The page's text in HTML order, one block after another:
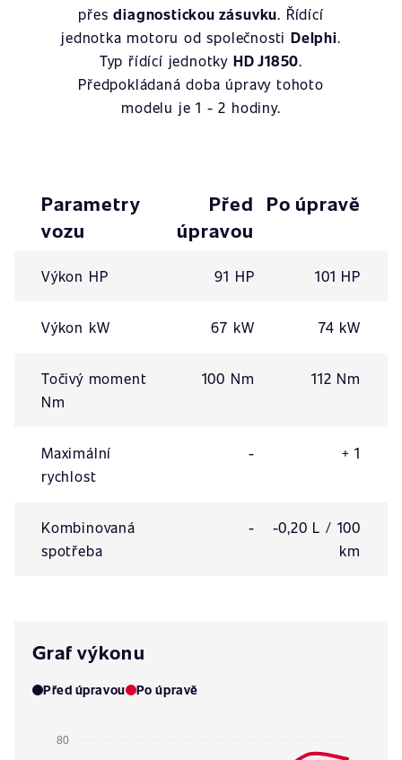
přesdiagnostickou zásuvku. Řídící
jednotka motoru od společnostiDelphi.
Typ řídící jednotky HD J1850.
Předpokládaná doba úpravy tohoto
modelu je 1 - 2 hodiny.
Parametry
vozu
Před
úpravou
Po úpravě
Výkon HP 91 HP 101 HP
Výkon kW 67 kW 74 kW
Točivý moment
Nm
100 Nm 112 Nm
Maximální
rychlost
- + 1
Kombinovaná
spotřeba
-
-0,20 L / 100
km
Graf výkonu
Před úpravou Po úpravě
80